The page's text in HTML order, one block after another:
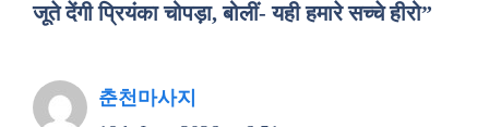
जूते देंगी प्रियंका चोपड़ा, बोलीं- यही हमारे सच्चे हीरो”
춘천마사지